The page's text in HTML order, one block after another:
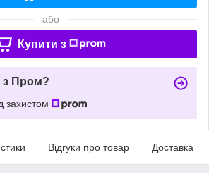
або
Купити з
з Пром?
захистом
Відгуки про товар Доставка